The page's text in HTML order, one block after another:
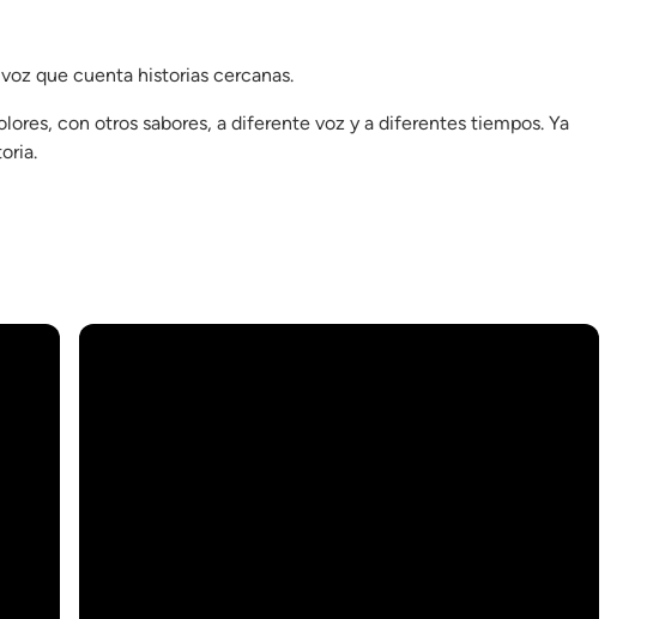
que cuenta historias cercanas.
con otros sabores, a diferente voz y a diferentes tiempos. Ya